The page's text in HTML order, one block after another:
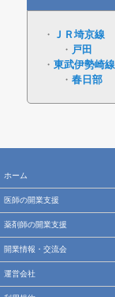
ＪＲ埼京線
戸田
東武伊勢崎線
春日部
ホーム
医師の開業支援
薬剤師の開業支援
開業情報・交流会
運営会社